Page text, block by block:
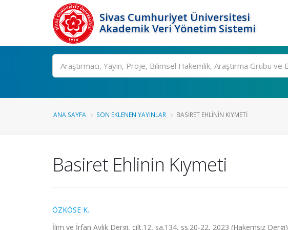
Sivas Cumhuriyet Üniversitesi
Akademik Veri Yönetim Sistemi
Ara
ANA SAYFA SON EKLENEN YAYINLAR BASIRET EHLININ KIYMETI
Basiret Ehlinin Kıymeti
ÖZKÖSE K.
İlim ve İrfan Aylık Dergi, cilt.12, sa.134, ss.20-22, 2023 (Hakemsiz Dergi)